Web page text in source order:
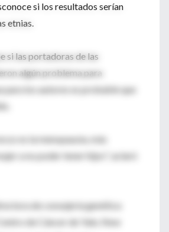
si los resultados serían
etnias.
si las portadoras de las
algún problema para
para los autores es probable que
es la menopausia, más
a no poder tener hijos", aclaró
de consejería genética
de Cáncer de Yale, New